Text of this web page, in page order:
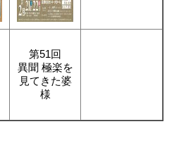
第51回
異聞 極楽を
見てきた婆
様